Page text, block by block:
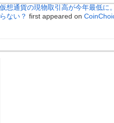
仮想通貨の現物取引高が今年最低に
らない？ first appeared on